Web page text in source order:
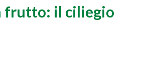
frutto: il ciliegio